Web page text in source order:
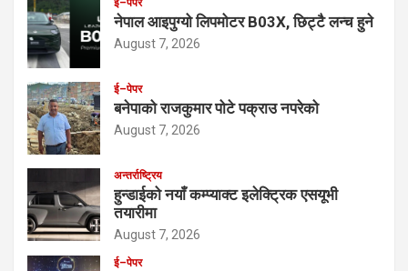
ई–पेपर
नेपाल आइपुग्यो लिपमोटर B03X, छिट्टै लन्च हुने
August 7, 2026
ई–पेपर
बनेपाको राजकुमार पोटे पक्राउ नपरेको
August 7, 2026
अन्तर्राष्ट्रिय
हुन्डाईको नयाँ कम्प्याक्ट इलेक्ट्रिक एसयूभी
तयारीमा
August 7, 2026
ई–पेपर